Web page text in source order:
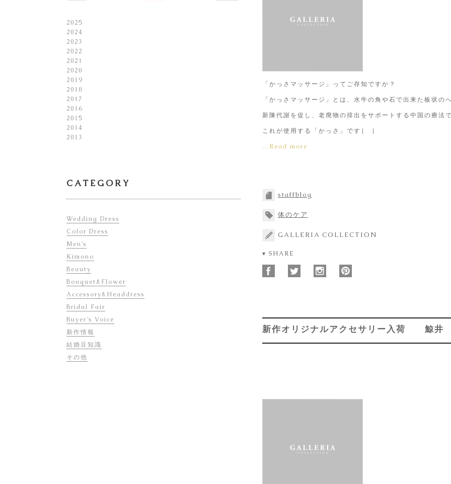
「かっさマッサージ」ってご存知ですか？
「かっさマッサージ」とは、水牛の角や石で出来た板状の
新陳代謝を促し、老廃物の排出をサポートする中国の療法で
これが使用する「かっさ」です↓ ↓
…Read more
staffblog
体のケア
GALLERIA COLLECTION
▾ SHARE
新作オリジナルアクセサリー入荷 鯨井
2025
2024
2023
2022
2021
2020
2019
2018
2017
2016
2015
2014
2013
CATEGORY
Wedding Dress
Color Dress
Men’s
Kimono
Beauty
Bouquet&Flower
Accessory&Headdress
Bridal Fair
Buyer’s Voice
新作情報
結婚豆知識
その他